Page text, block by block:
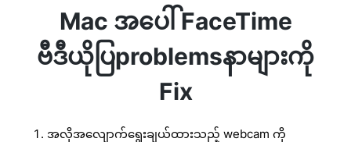
Mac အပေါ် FaceTime
ဗီဒီယိုပြproblemsနာများကို
Fix
အလိုအလျောက်ရွေးချယ်ထားသည့် webcam ကို